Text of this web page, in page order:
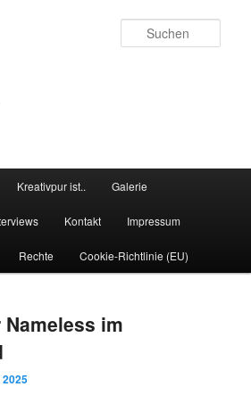
Kreativpur ist.. Galerie
Kontakt Impressum
Rechte Cookie-Richtlinie (EU)
im